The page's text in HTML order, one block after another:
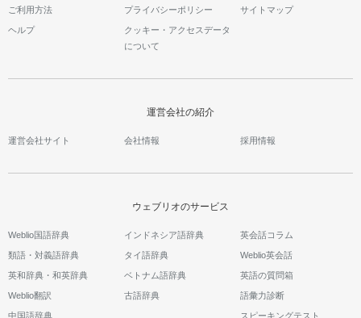
ご利用方法 プライバシーポリシー サイトマップ
ヘルプ
クッキー・アクセスデータ
について
運営会社の紹介
運営会社サイト 会社情報 採用情報
ウェブリオのサービス
Weblio国語辞典
類語・対義語辞典
英和辞典・和英辞典
Weblio翻訳
中国語辞典
インドネシア語辞典
タイ語辞典
ベトナム語辞典
古語辞典
英会話コラム
Weblio英会話
英語の質問箱
語彙力診断
スピーキングテスト